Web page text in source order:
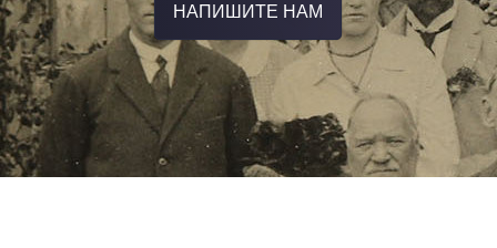
НАПИШИТЕ НАМ